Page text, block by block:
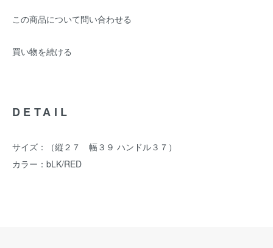
この商品について問い合わせる
買い物を続ける
DETAIL
サイズ：（縦２７ 幅３９ ハンドル３７）
カラー：bLK/RED